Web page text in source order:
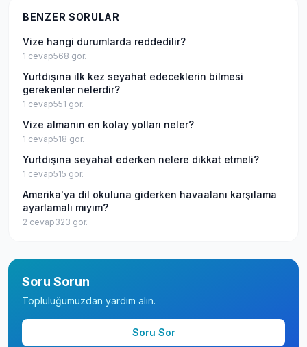
BENZER SORULAR
Vize hangi durumlarda reddedilir?
1 cevap568 gör.
Yurtdışına ilk kez seyahat edeceklerin bilmesi
gerekenler nelerdir?
1 cevap551 gör.
Vize almanın en kolay yolları neler?
1 cevap518 gör.
Yurtdışına seyahat ederken nelere dikkat etmeli?
1 cevap515 gör.
Amerika'ya dil okuluna giderken havaalanı karşılama
ayarlamalı mıyım?
2 cevap323 gör.
Soru Sorun
Topluluğumuzdan yardım alın.
Soru Sor